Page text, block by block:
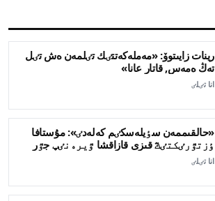
رينات زايىتوۆ: «مەملەكەتتٸك تٸلمەن ەش تٸل
تەڭ ەمەس, قاتار عانا»
انا تٸلٸ
«حالقىممەن سٶيلەسكٸم كەلەدٸ»: مۇستافا
ٶزتٷرٸكتٸڭ قىزى قازاقشا ٷيرەنٸپ جٷر
انا تٸلٸ